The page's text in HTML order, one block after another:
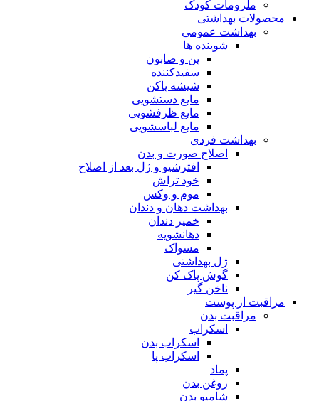
ملزومات کودک
محصولات بهداشتی
بهداشت عمومی
شوینده ها
پن و صابون
سفیدکننده
شیشه پاکن
مایع دستشویی
مایع ظرفشویی
مایع لباسشویی
بهداشت فردی
اصلاح صورت و بدن
افترشیو و ژل بعد از اصلاح
خود تراش
موم و وکس
بهداشت دهان و دندان
خمیر دندان
دهانشویه
مسواک
ژل بهداشتی
گوش پاک کن
ناخن گیر
مراقبت از پوست
مراقبت بدن
اسکراب
اسکراب بدن
اسکراب پا
پماد
روغن بدن
شامپو بدن